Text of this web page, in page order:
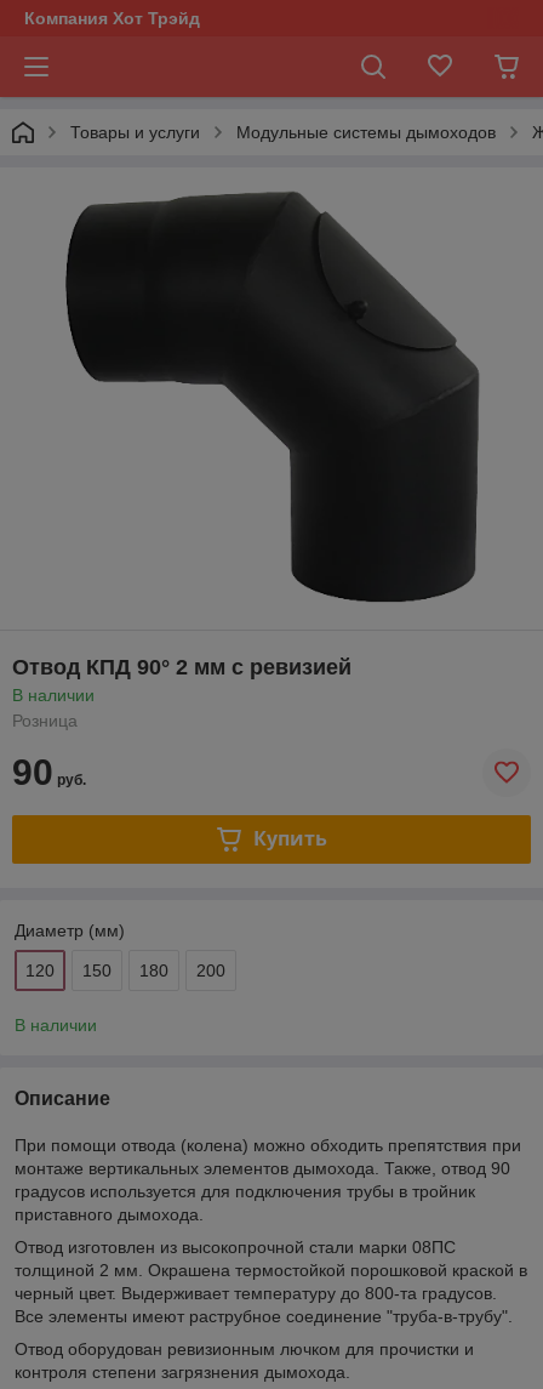
Компания Хот Трэйд
Товары и услуги Модульные системы дымоходов
Отвод КПД 90° 2 мм с ревизией
В наличии
Розница
90 руб.
Купить
Диаметр (мм)
120 150 180 200
В наличии
Описание
При помощи отвода (колена) можно обходить препятствия при
монтаже вертикальных элементов дымохода. Также, отвод 90
градусов используется для подключения трубы в тройник
приставного дымохода.
Отвод изготовлен из высокопрочной стали марки 08ПС
толщиной 2 мм. Окрашена термостойкой порошковой краской в
черный цвет. Выдерживает температуру до 800-та градусов.
Все элементы имеют раструбное соединение "труба-в-трубу".
Отвод оборудован ревизионным лючком для прочистки и
контроля степени загрязнения дымохода.